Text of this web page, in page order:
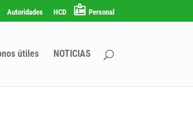
Autoridades HCD Personal
útiles NOTICIAS